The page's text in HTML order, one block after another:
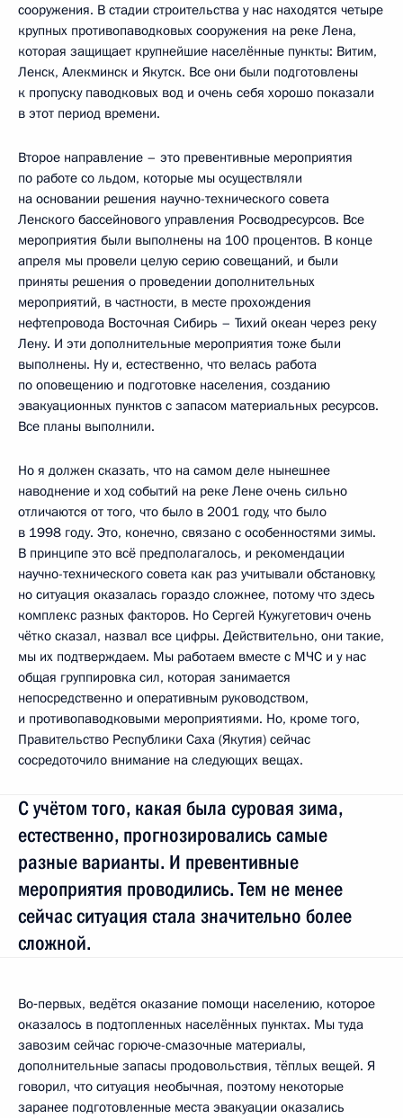
сооружения. В стадии строительства у нас находятся четыре
крупных противопаводковых сооружения на реке Лена,
которая защищает крупнейшие населённые пункты: Витим,
Ленск, Алекминск и Якутск. Все они были подготовлены
к пропуску паводковых вод и очень себя хорошо показали
в этот период времени.
Второе направление – это превентивные мероприятия
по работе со льдом, которые мы осуществляли
на основании решения научно-технического совета
Ленского бассейнового управления Росводресурсов. Все
мероприятия были выполнены на 100 процентов. В конце
апреля мы провели целую серию совещаний, и были
приняты решения о проведении дополнительных
мероприятий, в частности, в месте прохождения
нефтепровода Восточная Сибирь – Тихий океан через реку
Лену. И эти дополнительные мероприятия тоже были
выполнены. Ну и, естественно, что велась работа
по оповещению и подготовке населения, созданию
эвакуационных пунктов с запасом материальных ресурсов.
Все планы выполнили.
Но я должен сказать, что на самом деле нынешнее
наводнение и ход событий на реке Лене очень сильно
отличаются от того, что было в 2001 году, что было
в 1998 году. Это, конечно, связано с особенностями зимы.
В принципе это всё предполагалось, и рекомендации
научно-технического совета как раз учитывали обстановку,
но ситуация оказалась гораздо сложнее, потому что здесь
комплекс разных факторов. Но Сергей Кужугетович очень
чётко сказал, назвал все цифры. Действительно, они такие,
мы их подтверждаем. Мы работаем вместе с МЧС и у нас
общая группировка сил, которая занимается
непосредственно и оперативным руководством,
и противопаводковыми мероприятиями. Но, кроме того,
Правительство Республики Саха (Якутия) сейчас
сосредоточило внимание на следующих вещах.
С учётом того, какая была суровая зима,
естественно, прогнозировались самые
разные варианты. И превентивные
мероприятия проводились. Тем не менее
сейчас ситуация стала значительно более
сложной.
Во‑первых, ведётся оказание помощи населению, которое
оказалось в подтопленных населённых пунктах. Мы туда
завозим сейчас горюче-смазочные материалы,
дополнительные запасы продовольствия, тёплых вещей. Я
говорил, что ситуация необычная, поэтому некоторые
заранее подготовленные места эвакуации оказались